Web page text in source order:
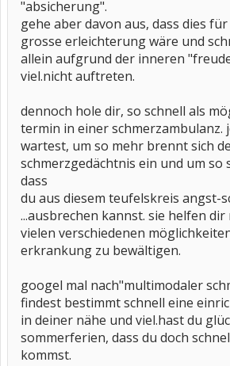
"absicherung".
gehe aber davon aus, dass dies
grosse erleichterung wäre und
allein aufgrund der inneren
viel.nicht auftreten.
dennoch hole dir, so schnell als
termin in einer schmerzambulanz.
wartest, um so mehr brennt sich
schmerzgedächtnis ein und um so
dass
du aus diesem teufelskreis angst-
...ausbrechen kannst. sie helfen dir
vielen verschiedenen
erkrankung zu bewältigen.
googel mal nach"multimodaler
findest bestimmt schnell eine
in deiner nähe und viel.hast du
sommerferien, dass du doch
kommst.